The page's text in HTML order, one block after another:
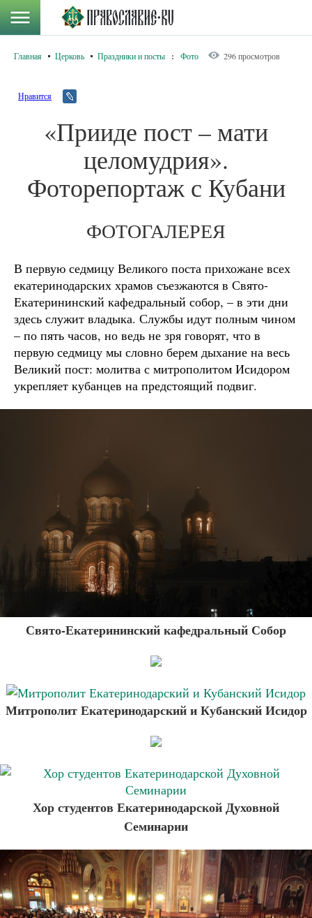
Главная Церковь Праздники и посты : Фото 296 просмотров
Нравится
«Прииде пост – мати
целомудрия».
Фоторепортаж с Кубани
ФОТОГАЛЕРЕЯ
В первую седмицу Великого поста прихожане всех
екатеринодарских храмов съезжаются в Свято-
Екатерининский кафедральный собор, – в эти дни
здесь служит владыка. Службы идут полным чином
– по пять часов, но ведь не зря говорят, что в
первую седмицу мы словно берем дыхание на весь
Великий пост: молитва с митрополитом Исидором
укрепляет кубанцев на предстоящий подвиг.
Свято-Екатерининский кафедральный Собор
Митрополит Екатеринодарский и Кубанский Исидор
Хор студентов Екатеринодарской Духовной
Семинарии